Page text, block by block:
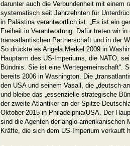
darunter auch die Verbundenheit mit einem
systematisch seit Jahrzehnten für
in Palästina verantwortlich ist. „Es ist ein
Freiheit in Verantwortung. Dafür treten wir
transatlantischen Partnerschaft und in der
So drückte es Angela Merkel 2009 in
Hauptarm des US-Imperiums, die NATO,
Bündnis. Sie ist eine Wertegemeinschaft“.
bereits 2006 in Washington. Die
den USA und seinem Vasall, die „deutsch-
und bleibe das „essenzielle strategische
der zweite Atlantiker an der Spitze
Oktober 2015 in Philadelphia/USA. Der
sind die Agenten der anglo-amerikanischen
Kräfte, die sich dem US-Imperium verkauft